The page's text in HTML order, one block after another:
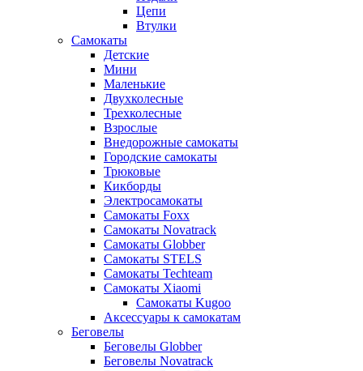
Цепи
Втулки
Самокаты
Детские
Мини
Маленькие
Двухколесные
Трехколесные
Взрослые
Внедорожные самокаты
Городские самокаты
Трюковые
Кикборды
Электросамокаты
Самокаты Foxx
Самокаты Novatrack
Самокаты Globber
Самокаты STELS
Самокаты Techteam
Самокаты Xiaomi
Самокаты Kugoo
Аксессуары к самокатам
Беговелы
Беговелы Globber
Беговелы Novatrack